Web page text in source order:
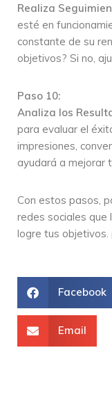
Realiza
esté en
constante de su
objetivos? Si no,
Paso 10:
Analiza los
para evaluar el
impresiones,
ayudará a mejorar
Con estos pasos,
redes sociales que
logre tus objetivos.
Facebook
Email